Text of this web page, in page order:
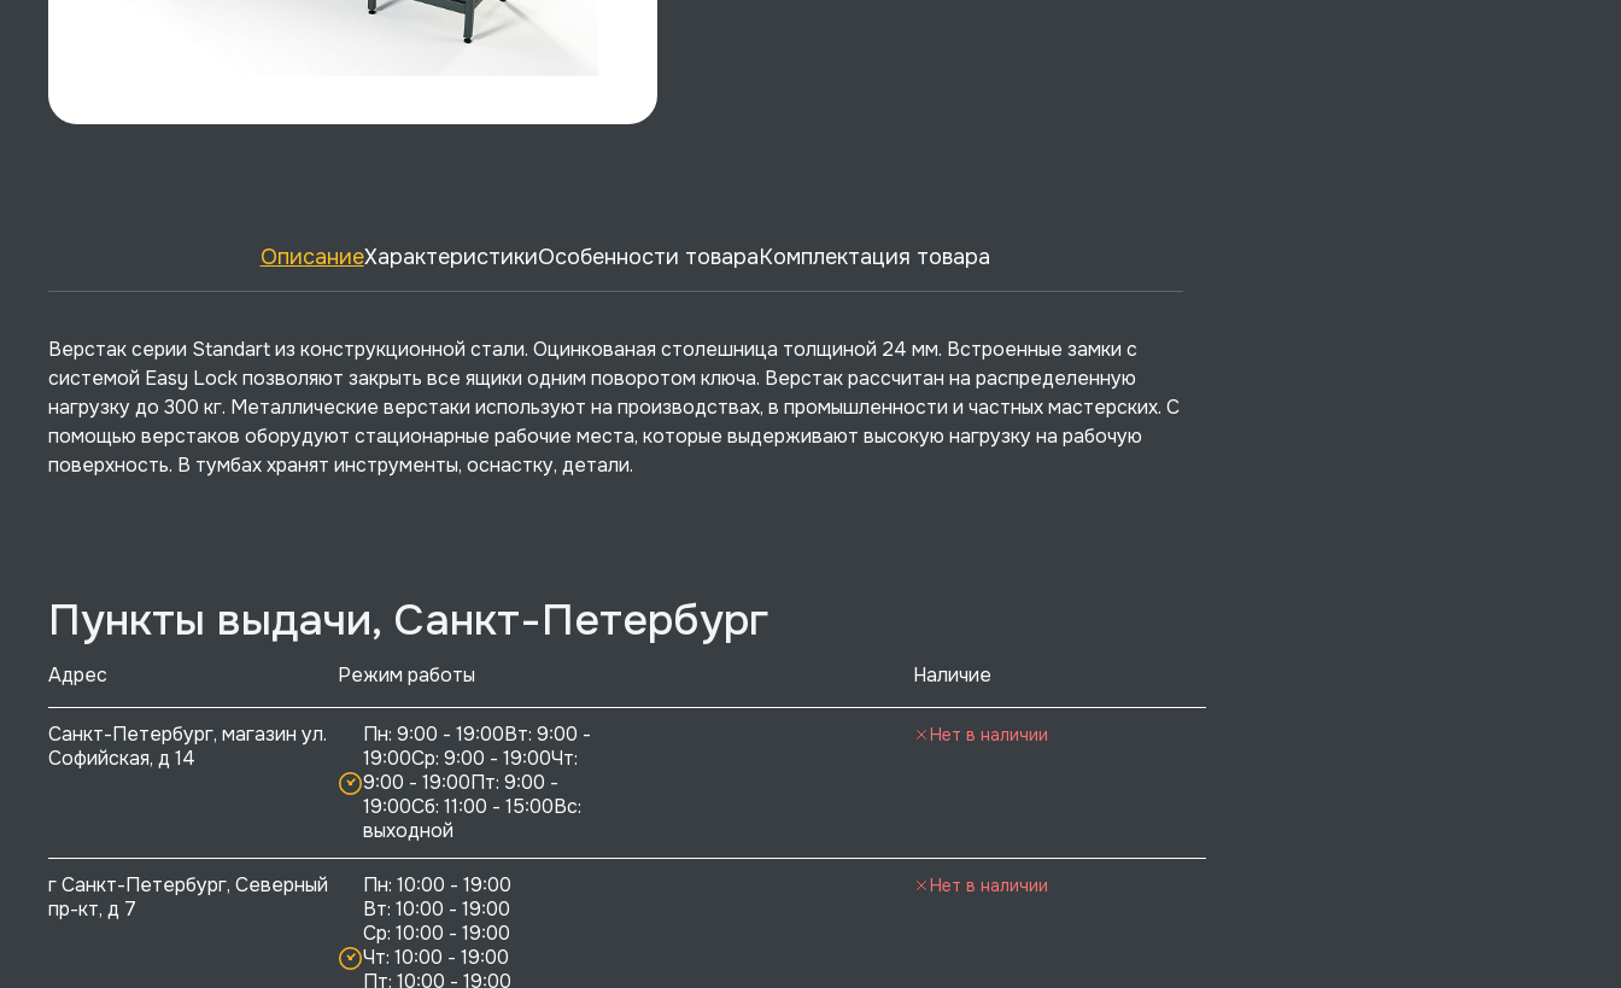
ОписаниеХарактеристикиОсобенности товараКомплектация товара
Верстак серии Standart из конструкционной стали. Оцинкованая столешница толщиной 24 мм. Встроенные замки с
системой Easy Lock позволяют закрыть все ящики одним поворотом ключа. Верстак рассчитан на распределенную
нагрузку до 300 кг. Металлические верстаки используют на производствах, в промышленности и частных мастерских. С
помощью верстаков оборудуют стационарные рабочие места, которые выдерживают высокую нагрузку на рабочую
поверхность. В тумбах хранят инструменты, оснастку, детали.
Пункты выдачи, Санкт-Петербург
Адрес Режим работы Наличие
Санкт-Петербург, магазин ул.
Софийская, д 14
Пн: 9:00 - 19:00Вт: 9:00 -
19:00Ср: 9:00 - 19:00Чт:
9:00 - 19:00Пт: 9:00 -
19:00Сб: 11:00 - 15:00Вс:
выходной
Нет в наличии
г Санкт-Петербург, Северный
пр-кт, д 7
Пн: 10:00 - 19:00
Вт: 10:00 - 19:00
Ср: 10:00 - 19:00
Чт: 10:00 - 19:00
Пт: 10:00 - 19:00
Нет в наличии